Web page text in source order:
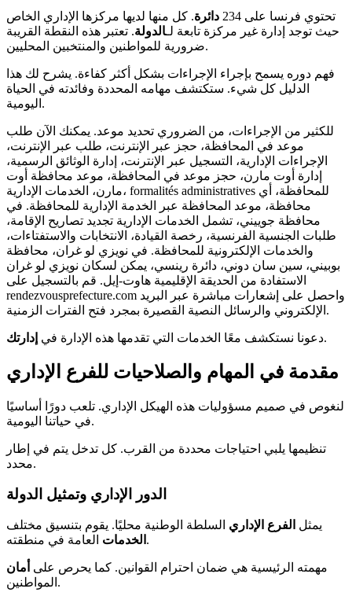
تحتوي فرنسا على 234 دائرة. كل منها لديها مركزها الإداري الخاص
حيث توجد إدارة غير مركزة تابعة لـالدولة. تعتبر هذه النقطة القريبة
ضرورية للمواطنين والمنتخبين المحليين.
فهم دوره يسمح بإجراء الإجراءات بشكل أكثر كفاءة. يشرح لك هذا
الدليل كل شيء. ستكتشف مهامه المحددة وفائدته في الحياة
اليومية.
للكثير من الإجراءات، من الضروري تحديد موعد. يمكنك الآن طلب
موعد في المحافظة، حجز عبر الإنترنت، طلب عبر الإنترنت،
الإجراءات الإدارية، التسجيل عبر الإنترنت، إدارة الوثائق الرسمية،
إدارة أوت مارن، حجز موعد في المحافظة، موعد محافظة أوت
مارن، الخدمات الإدارية، formalités administratives للمحافظة، أي
محافظة، موعد المحافظة عبر الخدمة الإدارية للمحافظة. في
محافظة جوييني، تشمل الخدمات الإدارية تجديد تصاريح الإقامة،
طلبات الجنسية الفرنسية، رخصة القيادة، الانتخابات والاستفتاءات،
والخدمات الإلكترونية للمحافظة. في نويزي لو غران، محافظة
بوبيني، سين سان دوني، دائرة رينسي، يمكن لسكان نويزي لو غران
الاستفادة من الحديقة الإقليمية هاوت-إيل. قم بالتسجيل على
rendezvousprefecture.com واحصل على إشعارات مباشرة عبر البريد
الإلكتروني والرسائل النصية القصيرة بمجرد فتح الفترات الزمنية.
دعونا نستكشف معًا الخدمات التي تقدمها هذه الإدارة في إدارتك .
مقدمة في المهام والصلاحيات للفرع الإداري
لنغوص في صميم مسؤوليات هذه الهيكل الإداري. تلعب دورًا أساسيًا
في حياتنا اليومية.
تنظيمها يلبي احتياجات محددة من القرب. كل تدخل يتم في إطار
محدد.
الدور الإداري وتمثيل الدولة
يمثل الفرع الإداري السلطة الوطنية محليًا. يقوم بتنسيق مختلف
الخدمات العامة في منطقته.
مهمته الرئيسية هي ضمان احترام القوانين. كما يحرص على أمان
المواطنين.